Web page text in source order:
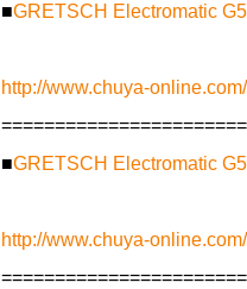
■GRETSCH Electromatic
http://www.chuya-
■GRETSCH Electromatic
http://www.chuya-